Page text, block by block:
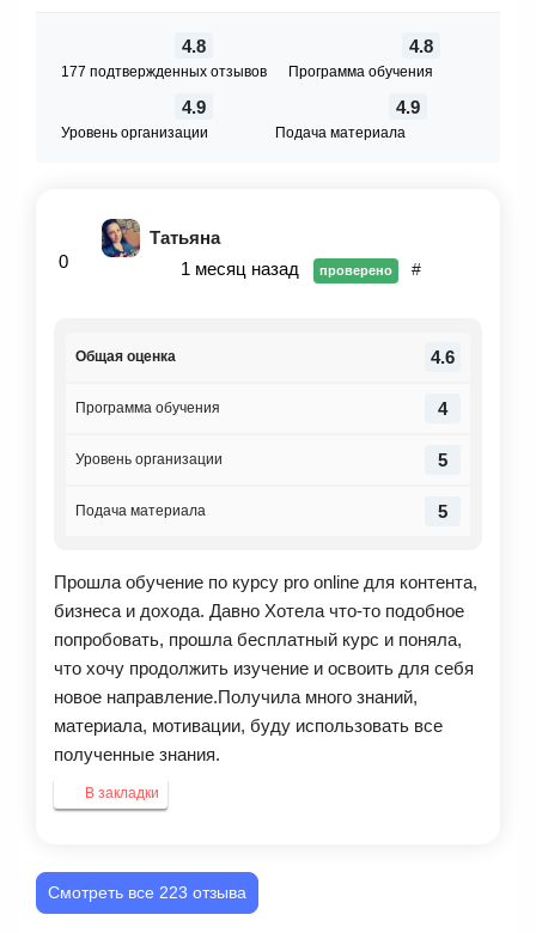
4.8
177 подтвержденных отзывов
4.8
Программа обучения
4.9
Уровень организации
4.9
Подача материала
0
Татьяна
1 месяц назад
проверено #
4.6
Общая оценка
4
Программа обучения
5
Уровень организации
5
Подача материала
Прошла обучение по курсу pro online для контента,
бизнеса и дохода. Давно Хотела что-то подобное
попробовать, прошла бесплатный курс и поняла,
что хочу продолжить изучение и освоить для себя
новое направление.Получила много знаний,
материала, мотивации, буду использовать все
полученные знания.
В закладки
Смотреть все 223 отзыва